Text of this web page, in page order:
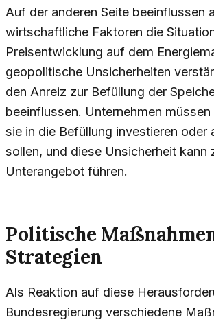
Auf der anderen Seite beeinflussen
wirtschaftliche Faktoren die
Preisentwicklung auf dem
geopolitische Unsicherheiten
den Anreiz zur Befüllung der
beeinflussen. Unternehmen
sie in die Befüllung investieren oder
sollen, und diese Unsicherheit kann
Unterangebot führen.
Politische
Strategien
Als Reaktion auf diese
Bundesregierung verschiedene